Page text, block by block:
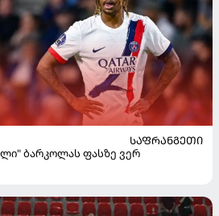
ᲡᲐᲤᲠᲐᲜᲒᲔᲗᲘ
ბარკოლას ფასზე ვერ